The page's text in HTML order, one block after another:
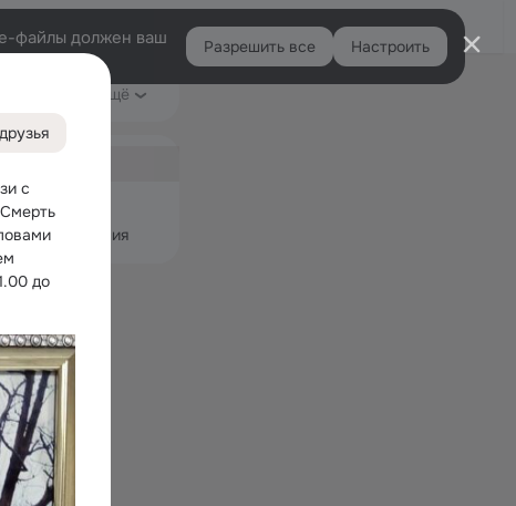
с
Смерть
до
Войти
файлы должен ваш
Разрешить все Настроить
Ещё
и приложения